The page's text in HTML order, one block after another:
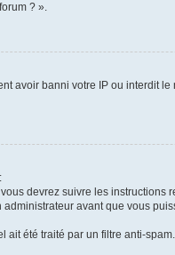
? ».
avoir banni votre IP ou interdit
devrez suivre les instructions
avant que vous
été traité par un filtre anti-